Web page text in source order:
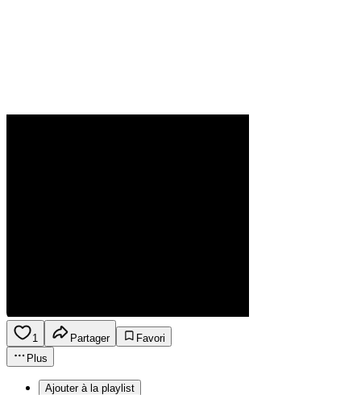
1 Partager
Favori
Plus
Ajouter à la playlist